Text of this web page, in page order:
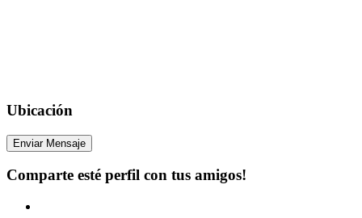
Ubicación
Enviar Mensaje
Comparte esté perfil con tus amigos!